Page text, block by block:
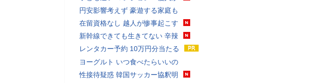
円安影響考えず 豪遊する家庭も
在留資格なし 越人が惨事起こす
新幹線できても生きてない 辛辣
レンタカー予約 10万円分当たる
ヨーグルト いつ食べたらいいの
性接待疑惑 韓国サッカー協釈明